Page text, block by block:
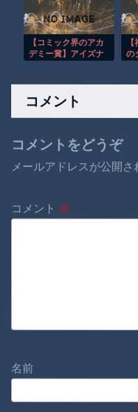
コ
【コミック界のアカ
デミー賞】アイズナ
の永井豪さん、 2024
年に逝去された鳥山
明さんが殿堂入り。
「Dr.スランプ」「ド
の
転
コメント
コメントをどうぞ
メールアドレスが公開さ
コメント ※
名前